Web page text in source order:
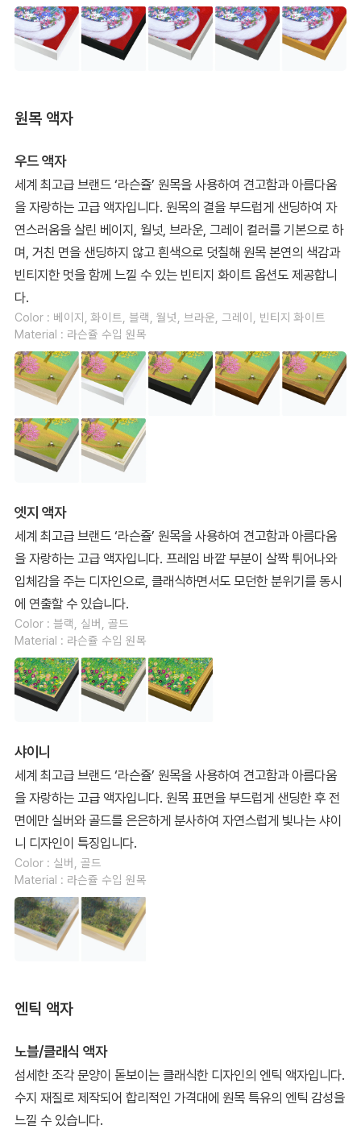
원목 액자
우드 액자
세계 최고급 브랜드 ‘라슨쥴’ 원목을 사용하여 견고함과 아름다움
을 자랑하는 고급 액자입니다. 원목의 결을 부드럽게 샌딩하여 자
연스러움을 살린 베이지, 월넛, 브라운, 그레이 컬러를 기본으로 하
며, 거친 면을 샌딩하지 않고 흰색으로 덧칠해 원목 본연의 색감과
빈티지한 멋을 함께 느낄 수 있는 빈티지 화이트 옵션도 제공합니
다.
Color : 베이지, 화이트, 블랙, 월넛, 브라운, 그레이, 빈티지 화이트
Material : 라슨쥴 수입 원목
엣지 액자
세계 최고급 브랜드 ‘라슨쥴’ 원목을 사용하여 견고함과 아름다움
을 자랑하는 고급 액자입니다. 프레임 바깥 부분이 살짝 튀어나와
입체감을 주는 디자인으로, 클래식하면서도 모던한 분위기를 동시
에 연출할 수 있습니다.
Color : 블랙, 실버, 골드
Material : 라슨쥴 수입 원목
샤이니
세계 최고급 브랜드 ‘라슨쥴’ 원목을 사용하여 견고함과 아름다움
을 자랑하는 고급 액자입니다. 원목 표면을 부드럽게 샌딩한 후 전
면에만 실버와 골드를 은은하게 분사하여 자연스럽게 빛나는 샤이
니 디자인이 특징입니다.
Color : 실버, 골드
Material : 라슨쥴 수입 원목
엔틱 액자
노블/클래식 액자
섬세한 조각 문양이 돋보이는 클래식한 디자인의 엔틱 액자입니다.
수지 재질로 제작되어 합리적인 가격대에 원목 특유의 엔틱 감성을
느낄 수 있습니다.